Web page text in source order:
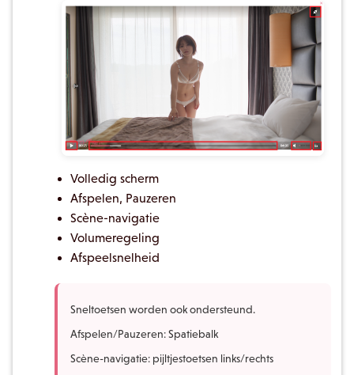
Volledig scherm
Afspelen, Pauzeren
Scène-navigatie
Volumeregeling
Afspeelsnelheid
Sneltoetsen worden ook ondersteund.
Afspelen/Pauzeren: Spatiebalk
Scène-navigatie: pijltjestoetsen links/rechts